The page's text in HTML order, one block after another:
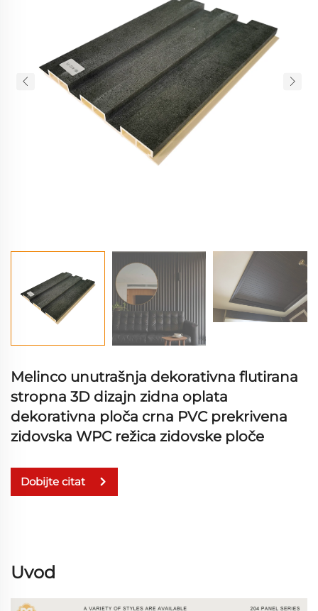
Melinco unutrašnja dekorativna flutirana
stropna 3D dizajn zidna oplata
dekorativna ploča crna PVC prekrivena
zidovska WPC režica zidovske ploče
Dobijte citat
Uvod